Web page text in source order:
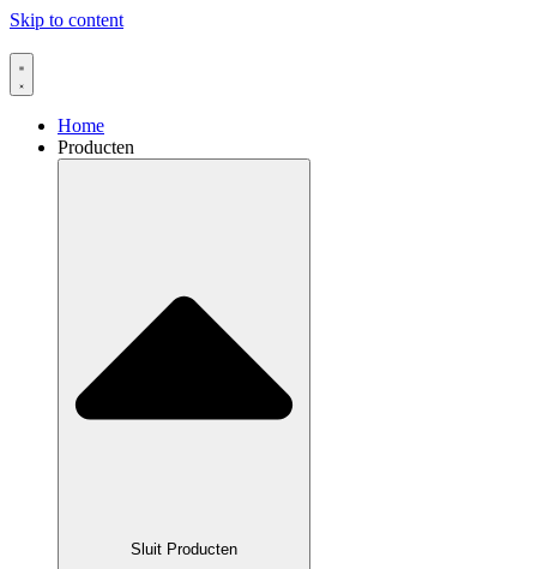
Skip to content
Home
Producten
Sluit Producten